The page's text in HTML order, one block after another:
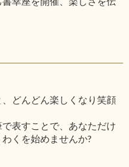
どんどん楽しくなり笑顔
表すことで、あなただけ
くを始めませんか?